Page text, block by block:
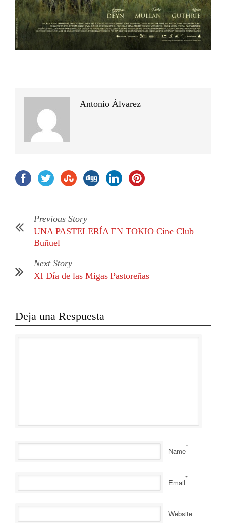
Antonio Álvarez
Previous Story
UNA PASTELERÍA EN TOKIO Cine Club
Buñuel
Next Story
XI Día de las Migas Pastoreñas
Deja una Respuesta
Name*
Email*
Website